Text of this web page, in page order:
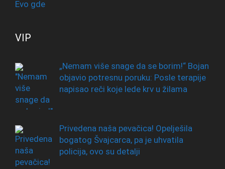
VIP
„Nemam više snage da se borim!“ Bojan
objavio potresnu poruku: Posle terapije
napisao reči koje lede krv u žilama
Privedena naša pevačica! Opelješila
bogatog Švajcarca, pa je uhvatila
policija, ovo su detalji